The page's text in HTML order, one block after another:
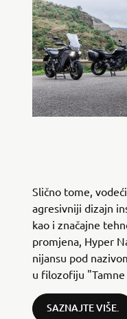
Slično tome,
agresivniji dizajn
kao i značajne
promjena, Hyper
nijansu pod
u filozofiju "Tamne
SAZNAJTE VIŠE.